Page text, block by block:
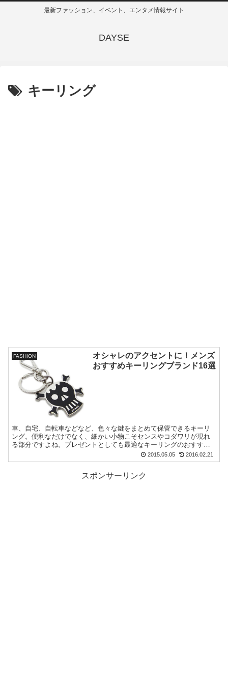
最新ファッション、イベント、エンタメ情報サイト
DAYSE
キーリング
FASHION
オシャレのアクセントに！メンズ
おすすめキーリングブランド16選
車、自宅、自転車などなど、色々な鍵をまとめて保管できるキーリ
ング。便利なだけでなく、細かい小物こそセンスやコダワリが現れ
る部分ですよね。プレゼントとしても最適なキーリングのおすすめ
2015.05.05 2016.02.21
スポンサーリンク